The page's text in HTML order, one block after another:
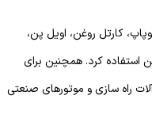
کارتل روغن، اویل پن،
استفاده کرد. همچنین برای
راه سازی و موتورهای صنعتی